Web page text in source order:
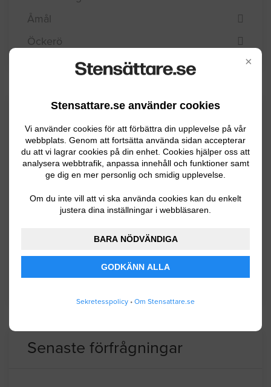
×
Stensattare.se använder cookies
Vi använder cookies för att förbättra din upplevelse på vår
webbplats. Genom att fortsätta använda sidan accepterar
du att vi lagrar cookies på din enhet. Cookies hjälper oss att
analysera webbtrafik, anpassa innehåll och funktioner samt
ge dig en mer personlig och smidig upplevelse.
Om du inte vill att vi ska använda cookies kan du enkelt
justera dina inställningar i webbläsaren.
BARA NÖDVÄNDIGA
GODKÄNN ALLA
Sekretesspolicy • Om Stensattare.se
Åmål
Öckerö
Kommuninformation
Melleruds kommun ligger alldeles intill
Vänern i Dalsland och har ca 9400 invånare. I
kommunen finns många sjöar, mycket skog,
stora delar brukad mark och även berg -
tillverkningsindustrin som dominerar.
Senaste förfrågningar